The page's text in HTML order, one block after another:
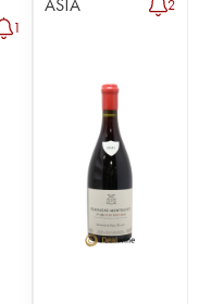
1
ASTA 2